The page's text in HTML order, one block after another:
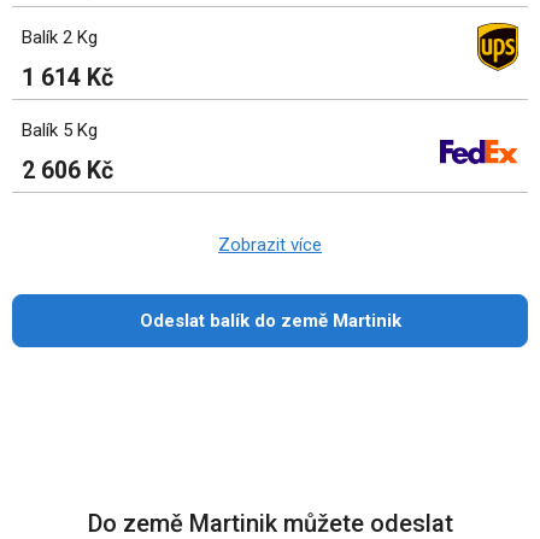
Balík 2 Kg
1 614 Kč
Balík 5 Kg
2 606 Kč
Zobrazit více
Odeslat balík do země Martinik
Do země Martinik můžete odeslat